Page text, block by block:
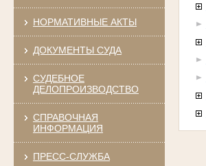
НОРМАТИВНЫЕ АКТЫ
ДОКУМЕНТЫ СУДА
СУДЕБНОЕ
ДЕЛОПРОИЗВОДСТВО
СПРАВОЧНАЯ
ИНФОРМАЦИЯ
ПРЕСС-СЛУЖБА